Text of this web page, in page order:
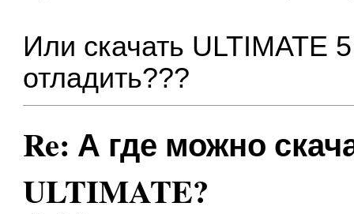
Или скачать ULTIMATE
отладить???
Re: А где можно
ULTIMATE?